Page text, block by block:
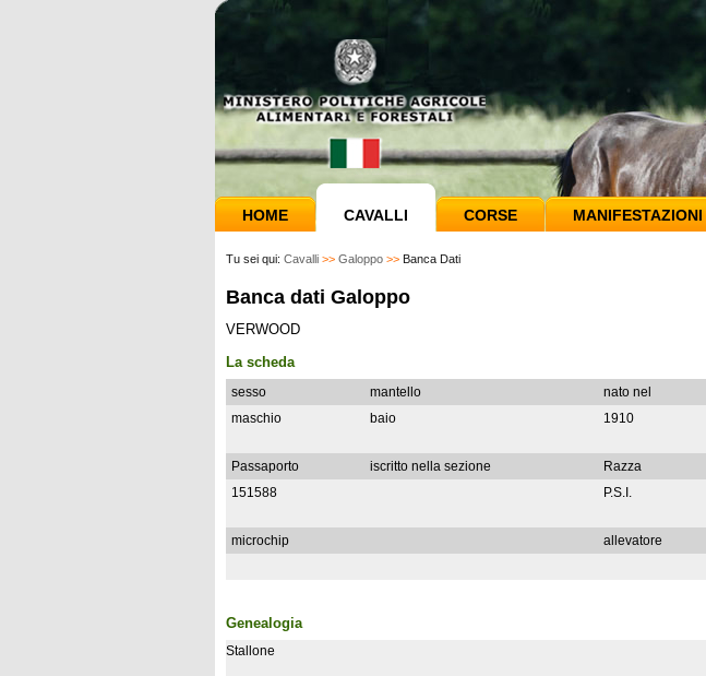
HOME CAVALLI CORSE MANIFESTAZIONI
Tu sei qui: Cavalli >> Galoppo >> Banca Dati
Banca dati Galoppo
VERWOOD
La scheda
sesso mantello nato nel
maschio
baio 1910
Passaporto iscritto nella sezione Razza
151588
P.S.I.
microchip allevatore
Genealogia
Stallone